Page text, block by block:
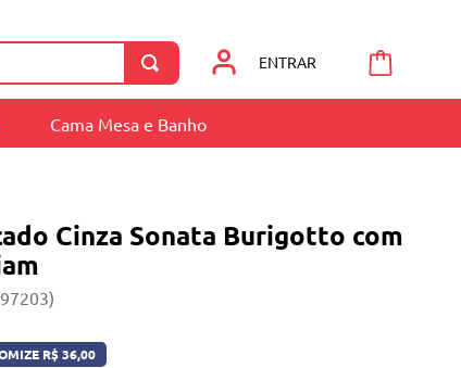
ENTRAR
Cama Mesa e Banho
Cinza Sonata Burigotto com
R$36,00